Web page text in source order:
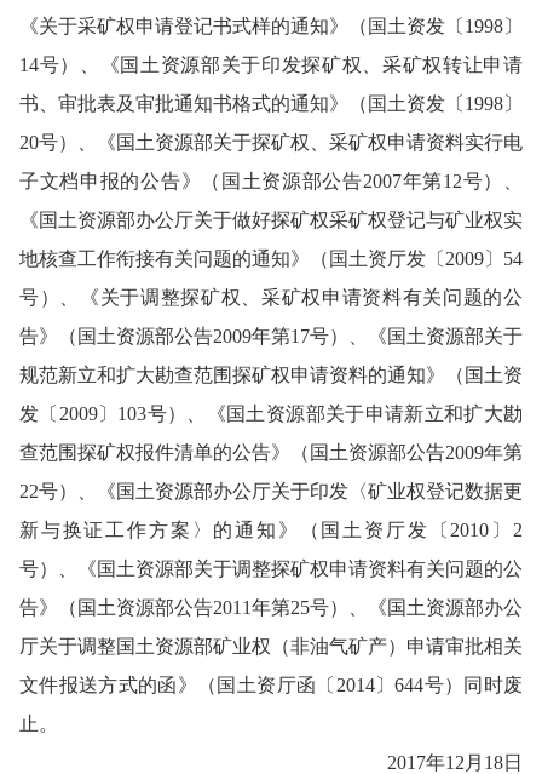
《关于采矿权申请登记书式样的通知》（国土资发〔1998〕
14号）、《国土资源部关于印发探矿权、采矿权转让申请
书、审批表及审批通知书格式的通知》（国土资发〔1998〕
20号）、《国土资源部关于探矿权、采矿权申请资料实行电
子文档申报的公告》（国土资源部公告2007年第12号）、
《国土资源部办公厅关于做好探矿权采矿权登记与矿业权实
地核查工作衔接有关问题的通知》（国土资厅发〔2009〕54
号）、《关于调整探矿权、采矿权申请资料有关问题的公
告》（国土资源部公告2009年第17号）、《国土资源部关于
规范新立和扩大勘查范围探矿权申请资料的通知》（国土资
发〔2009〕103号）、《国土资源部关于申请新立和扩大勘
查范围探矿权报件清单的公告》（国土资源部公告2009年第
22号）、《国土资源部办公厅关于印发〈矿业权登记数据更
新与换证工作方案〉的通知》（国土资厅发〔2010〕2
号）、《国土资源部关于调整探矿权申请资料有关问题的公
告》（国土资源部公告2011年第25号）、《国土资源部办公
厅关于调整国土资源部矿业权（非油气矿产）申请审批相关
文件报送方式的函》（国土资厅函〔2014〕644号）同时废
止。
2017年12月18日